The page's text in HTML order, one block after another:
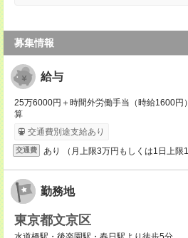
募集情報
給与
25万6000円＋時間外労働手当（時給1600
算
交通費別途支給あり
交通費 あり （月上限3万円もしくは1日上限
勤務地
東京都文京区